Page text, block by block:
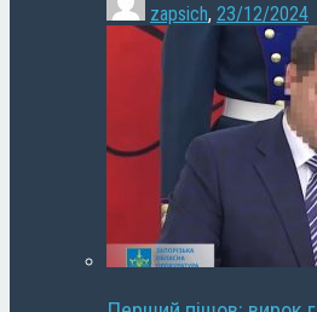
zapsich, 23/12/2024